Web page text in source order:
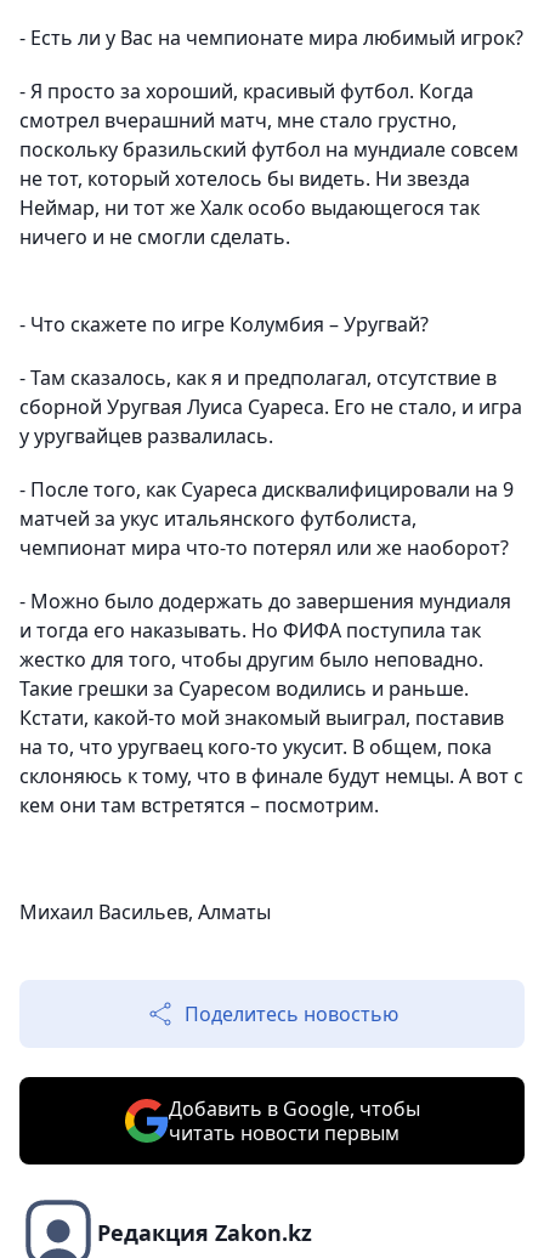
- Есть ли у Вас на чемпионате мира любимый игрок?
- Я просто за хороший, красивый футбол. Когда
смотрел вчерашний матч, мне стало грустно,
поскольку бразильский футбол на мундиале совсем
не тот, который хотелось бы видеть. Ни звезда
Неймар, ни тот же Халк особо выдающегося так
ничего и не смогли сделать.
- Что скажете по игре Колумбия – Уругвай?
- Там сказалось, как я и предполагал, отсутствие в
сборной Уругвая Луиса Суареса. Его не стало, и игра
у уругвайцев развалилась.
- После того, как Суареса дисквалифицировали на 9
матчей за укус итальянского футболиста,
чемпионат мира что-то потерял или же наоборот?
- Можно было додержать до завершения мундиаля
и тогда его наказывать. Но ФИФА поступила так
жестко для того, чтобы другим было неповадно.
Такие грешки за Суаресом водились и раньше.
Кстати, какой-то мой знакомый выиграл, поставив
на то, что уругваец кого-то укусит. В общем, пока
склоняюсь к тому, что в финале будут немцы. А вот с
кем они там встретятся – посмотрим.
Михаил Васильев, Алматы
Поделитесь новостью
Добавить в Google, чтобы
читать новости первым
Редакция Zakon.kz